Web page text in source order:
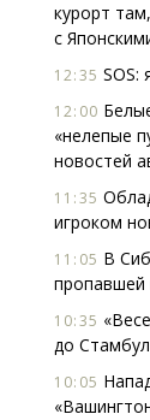
курорт
с
12:35 SOS:
12:00
«нелепые
новостей
11:35
игроком
11:05 В
пропавшей
10:35
до
10:05